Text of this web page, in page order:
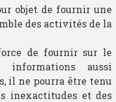
objet de fournir une
des activités de la
de fournir sur le
informations aussi
il ne pourra être tenu
inexactitudes et des